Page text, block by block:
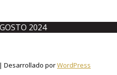
2024
| Desarrollado porWordPress